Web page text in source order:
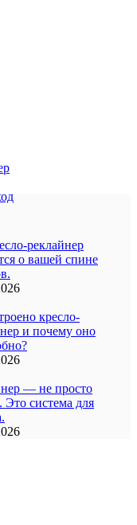
реклайнер
о вашей спине
кресло-
и почему оно
— не просто
Это система для